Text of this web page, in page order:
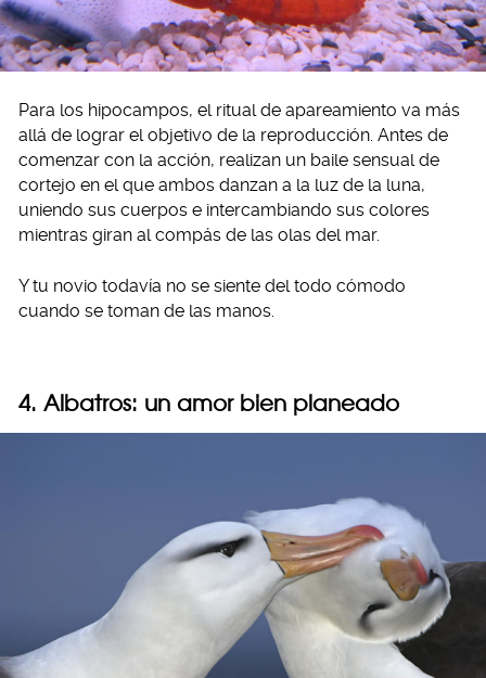
Para los hipocampos, el ritual de apareamiento va más
allá de lograr el objetivo de la reproducción. Antes de
comenzar con la acción, realizan un baile sensual de
cortejo en el que ambos danzan a la luz de la luna,
uniendo sus cuerpos e intercambiando sus colores
mientras giran al compás de las olas del mar.
Y tu novio todavía no se siente del todo cómodo
cuando se toman de las manos.
4. Albatros: un amor bien planeado